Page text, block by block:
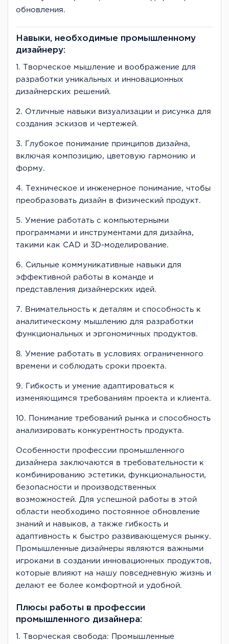
обновления.
Навыки, необходимые промышленному
дизайнеру:
1. Творческое мышление и воображение для
разработки уникальных и инновационных
дизайнерских решений.
2. Отличные навыки визуализации и рисунка для
создания эскизов и чертежей.
3. Глубокое понимание принципов дизайна,
включая композицию, цветовую гармонию и
форму.
4. Техническое и инженерное понимание, чтобы
преобразовать дизайн в физический продукт.
5. Умение работать с компьютерными
программами и инструментами для дизайна,
такими как CAD и 3D-моделирование.
6. Сильные коммуникативные навыки для
эффективной работы в команде и
представления дизайнерских идей.
7. Внимательность к деталям и способность к
аналитическому мышлению для разработки
функциональных и эргономичных продуктов.
8. Умение работать в условиях ограниченного
времени и соблюдать сроки проекта.
9. Гибкость и умение адаптироваться к
изменяющимся требованиям проекта и клиента.
10. Понимание требований рынка и способность
анализировать конкурентность продукта.
Особенности профессии промышленного
дизайнера заключаются в требовательности к
комбинированию эстетики, функциональности,
безопасности и производственных
возможностей. Для успешной работы в этой
области необходимо постоянное обновление
знаний и навыков, а также гибкость и
адаптивность к быстро развивающемуся рынку.
Промышленные дизайнеры являются важными
игроками в создании инновационных продуктов,
которые влияют на нашу повседневную жизнь и
делают ее более комфортной и удобной.
Плюсы работы в профессии
промышленного дизайнера:
1. Творческая свобода: Промышленные